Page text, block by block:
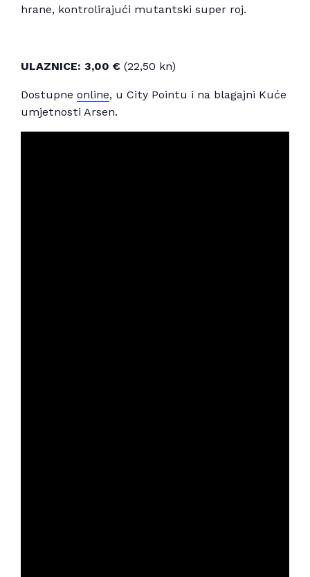
hrane, kontrolirajući mutantski super roj.
ULAZNICE: 3,00 € (22,50 kn)
Dostupne online, u City Pointu i na blagajni Kuće
umjetnosti Arsen.